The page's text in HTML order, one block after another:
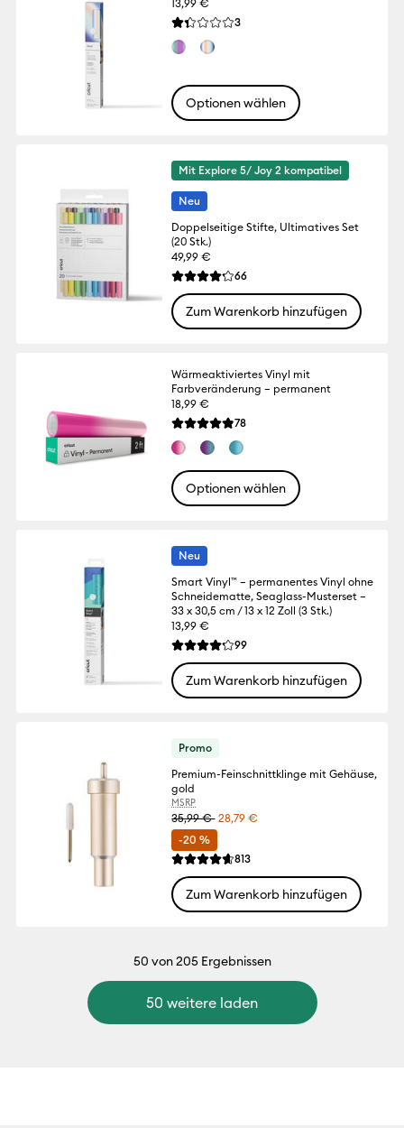
13,99 €
Die durchschnittliche Bewertung für
3Reviews
Optionen wählen
Mit Explore 5/ Joy 2 kompatibel
Neu
Doppelseitige Stifte, Ultimatives Set
(20 Stk.)
49,99 €
Die durchschnittliche Bewertung für
66Reviews
Zum Warenkorb hinzufügen
Wärmeaktiviertes Vinyl mit
Farbveränderung – permanent
18,99 €
Die durchschnittliche Bewertung für
78Reviews
Optionen wählen
Neu
Smart Vinyl™ – permanentes Vinyl ohne
Schneidematte, Seaglass-Musterset –
33 x 30,5 cm / 13 x 12 Zoll (3 Stk.)
13,99 €
Die durchschnittliche Bewertung für
99Reviews
Zum Warenkorb hinzufügen
Promo
Premium-Feinschnittklinge mit Gehäuse,
gold
MSRP
35,99 € 28,79 €
-20 %
Die durchschnittliche Bewertung für
813Reviews
Zum Warenkorb hinzufügen
50 von 205 Ergebnissen
50 weitere laden